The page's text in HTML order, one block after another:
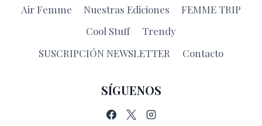
Air Femme Nuestras Ediciones
FEMME TRIP
Cool Stuff
Trendy
SUSCRIPCIÓN NEWSLETTER
Contacto
SÍGUENOS